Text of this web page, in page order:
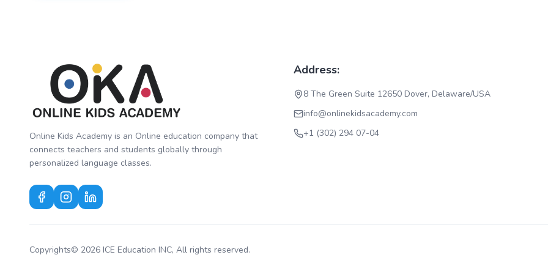
Online Kids Academy is an Online education company that
connects teachers and students globally through
personalized language classes.
Address:
8 The Green Suite 12650 Dover, Delaware/USA
info@onlinekidsacademy.com
+1 (302) 294 07-04
Copyrights© 2026 ICE Education INC, All rights reserved.